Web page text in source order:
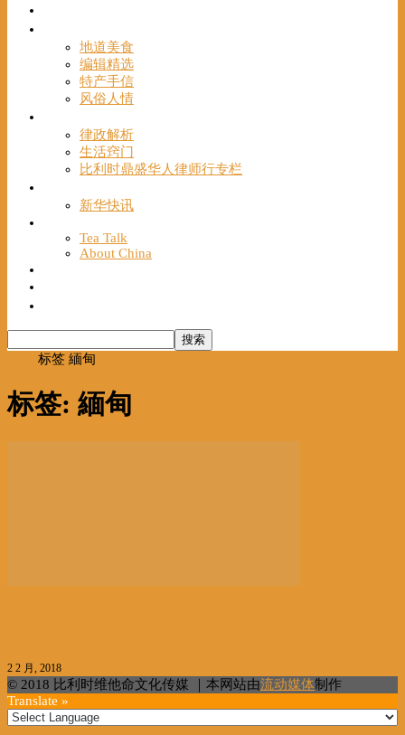
地道美食
编辑精选
特产手信
风俗人情
律政解析
生活窍门
比利时鼎盛华人律师行专栏
新华快讯
Tea Talk
About China
标签 緬甸
标签: 緬甸
2 2 月, 2018
© 2018 比利时维他命文化传媒 ｜本网站由流动媒体制作
Translate »